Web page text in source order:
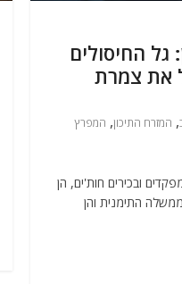
גל החיסולים
את צמרת
, המזרח התיכון, המפרץ
חוסלו מספר מפקדים ובכירים חות'ים, הן
התימנית והן